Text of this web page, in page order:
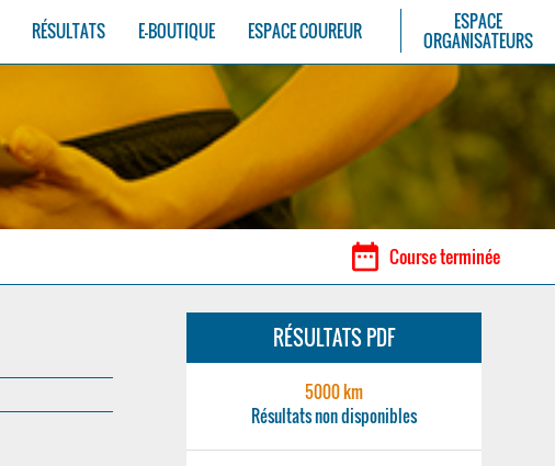
RÉSULTATS E-BOUTIQUE ESPACE COUREUR
ESPACE
ORGANISATEURS
date_range Course terminée
RÉSULTATS PDF
5000 km
Résultats non disponibles